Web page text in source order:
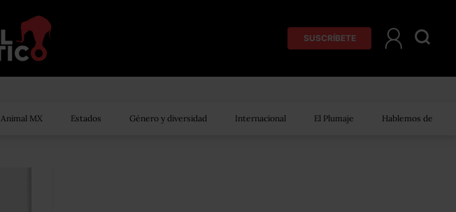
SUSCRÍBETE
Animal MX Estados Género y diversidad Internacional El Plumaje Hablemos de